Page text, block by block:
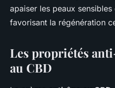
apaiser les peaux
favorisant la régénération
Les propriétés
au CBD